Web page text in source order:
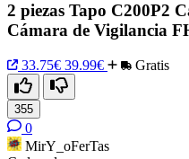
2 piezas Tapo C200P2
Cámara de Vigilancia
33.75€ 39.99€ Gratis
355
0
MirY_oFerTas